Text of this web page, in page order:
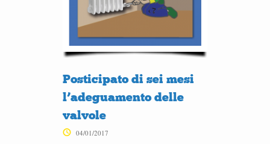
Posticipato di sei mesi
l’adeguamento delle
valvole
04/01/2017